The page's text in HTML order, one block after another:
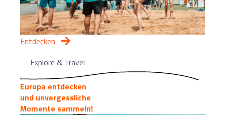
Entdecken
Explore & Travel
Europa entdecken
und unvergessliche
Momente sammeln!